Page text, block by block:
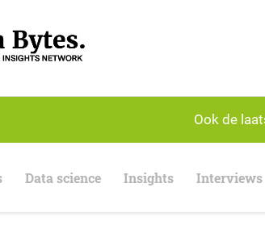
Ook de
Data science Insights Interviews